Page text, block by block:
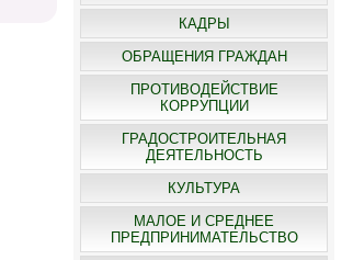
КАДРЫ
ОБРАЩЕНИЯ ГРАЖДАН
ПРОТИВОДЕЙСТВИЕ
КОРРУПЦИИ
ГРАДОСТРОИТЕЛЬНАЯ
ДЕЯТЕЛЬНОСТЬ
КУЛЬТУРА
МАЛОЕ И СРЕДНЕЕ
ПРЕДПРИНИМАТЕЛЬСТВО